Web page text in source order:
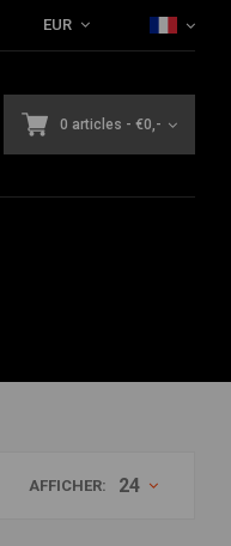
EUR
0 articles - €0,-
AFFICHER: 24